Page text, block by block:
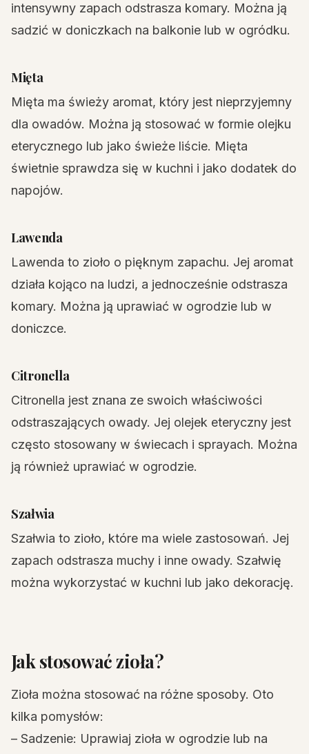
intensywny zapach odstrasza komary. Można ją
sadzić w doniczkach na balkonie lub w ogródku.
Mięta
Mięta ma świeży aromat, który jest nieprzyjemny
dla owadów. Można ją stosować w formie olejku
eterycznego lub jako świeże liście. Mięta
świetnie sprawdza się w kuchni i jako dodatek do
napojów.
Lawenda
Lawenda to zioło o pięknym zapachu. Jej aromat
działa kojąco na ludzi, a jednocześnie odstrasza
komary. Można ją uprawiać w ogrodzie lub w
doniczce.
Citronella
Citronella jest znana ze swoich właściwości
odstraszających owady. Jej olejek eteryczny jest
często stosowany w świecach i sprayach. Można
ją również uprawiać w ogrodzie.
Szałwia
Szałwia to zioło, które ma wiele zastosowań. Jej
zapach odstrasza muchy i inne owady. Szałwię
można wykorzystać w kuchni lub jako dekorację.
Jak stosować zioła?
Zioła można stosować na różne sposoby. Oto
kilka pomysłów:
– Sadzenie: Uprawiaj zioła w ogrodzie lub na